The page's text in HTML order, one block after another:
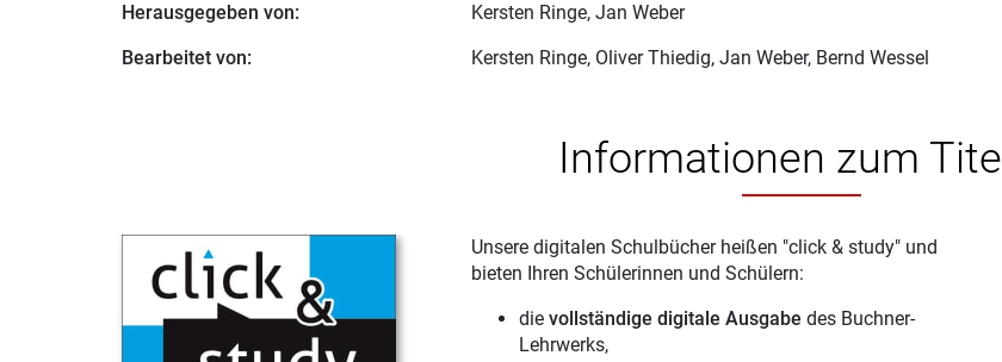
Herausgegeben von: Kersten Ringe, Jan Weber
Bearbeitet von:
Kersten Ringe, Oliver Thiedig, Jan Weber, Bernd Wessel
Informationen zum Titel
Unsere digitalen Schulbücher heißen "click & study" und
bieten Ihren Schülerinnen und Schülern:
die vollständige digitale Ausgabe des Buchner-
Lehrwerks,